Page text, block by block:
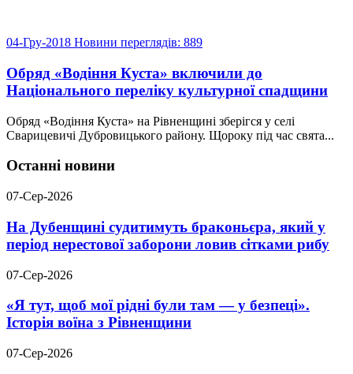
04-Гру-2018 Новини переглядів: 889
Обряд «Водіння Куста» включили до
Національного переліку культурної спадщини
Обряд «Водіння Куста» на Рівненщині зберігся у селі
Сварицевичі Дубровицького району. Щороку під час свята...
Останні новини
07-Сер-2026
На Дубенщині судитимуть браконьєра, який у
період нерестової заборони ловив сітками рибу
07-Сер-2026
«Я тут, щоб мої рідні були там — у безпеці».
Історія воїна з Рівненщини
07-Сер-2026